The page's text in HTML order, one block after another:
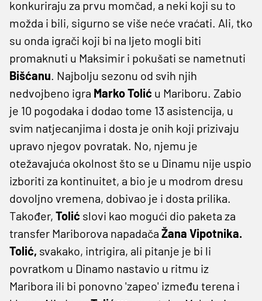
konkuriraju za prvu momčad, a neki koji su to
možda i bili, sigurno se više neće vraćati. Ali, tko
su onda igrači koji bi na ljeto mogli biti
promaknuti u Maksimir i pokušati se nametnuti
Bišćanu. Najbolju sezonu od svih njih
nedvojbeno igra Marko Tolić u Mariboru. Zabio
je 10 pogodaka i dodao tome 13 asistencija, u
svim natjecanjima i dosta je onih koji prizivaju
upravo njegov povratak. No, njemu je
otežavajuća okolnost što se u Dinamu nije uspio
izboriti za kontinuitet, a bio je u modrom dresu
dovoljno vremena, dobivao je i dosta prilika.
Također, Tolić slovi kao mogući dio paketa za
transfer Mariborova napadača Žana Vipotnika.
Tolić, svakako, intrigira, ali pitanje je bi li
povratkom u Dinamo nastavio u ritmu iz
Maribora ili bi ponovno 'zapeo' između terena i